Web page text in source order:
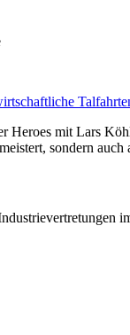
Heroes mit Lars
sondern